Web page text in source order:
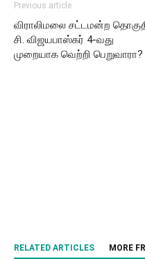
Previous article
விராலிமலை சட்டமன்ற
சி. விஜயபாஸ்கர் 4-வது
முறையாக வெற்றி பெறுவாரா?
RELATED ARTICLES MORE